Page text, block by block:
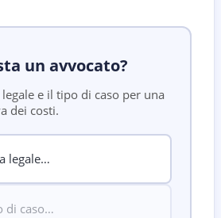
un avvocato?
e il tipo di caso per una
dei costi.